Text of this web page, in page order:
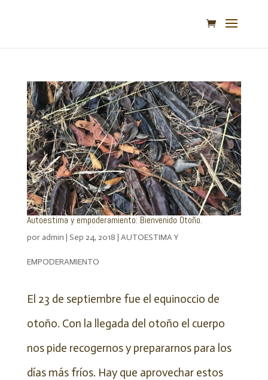
Autoestima y empoderamiento: Bienvenido Otoño.
por admin | Sep 24, 2018 | AUTOESTIMA Y
EMPODERAMIENTO
El 23 de septiembre fue el equinoccio de
otoño. Con la llegada del otoño el cuerpo
nos pide recogernos y prepararnos para los
días más fríos. Hay que aprovechar estos